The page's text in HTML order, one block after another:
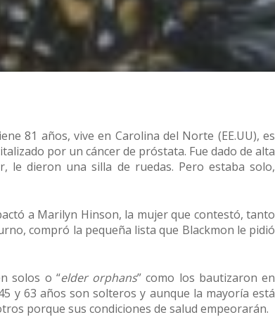
81 años, vive en Carolina del Norte (EE.UU), es
por un cáncer de próstata. Fue dado de alta
le dieron una silla de ruedas. Pero estaba solo,
a Marilyn Hinson, la mujer que contestó, tanto
compró la pequeña lista que Blackmon le pidió
solos o “elder orphans” como los bautizaron en
y 63 años son solteros y aunque la mayoría está
porque sus condiciones de salud empeorarán.